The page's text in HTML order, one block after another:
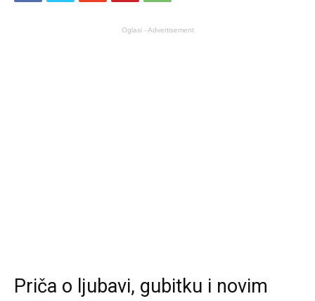
Oglasi - Advertisement
Priča o ljubavi, gubitku i novim